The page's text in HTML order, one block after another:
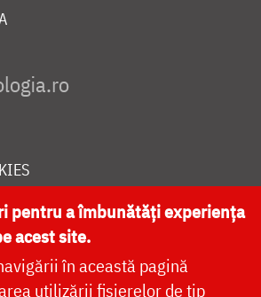
CATEDRALA NAȚIONALĂ
pentru a îmbunătăți experiența
acest site.
în această pagină
utilizării fișierelor de tip